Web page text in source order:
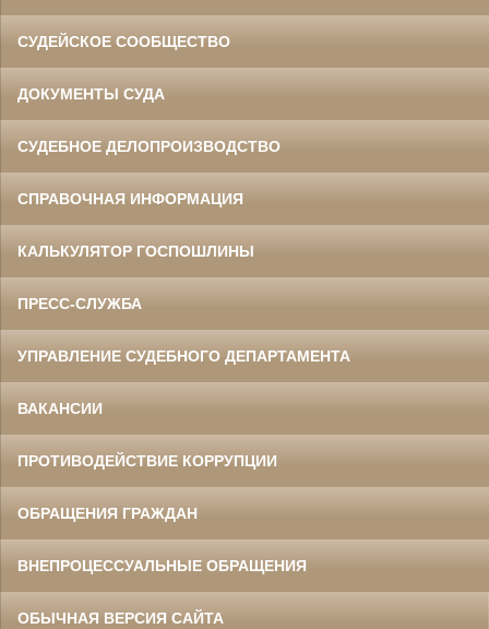
СУДЕЙСКОЕ СООБЩЕСТВО
ДОКУМЕНТЫ СУДА
СУДЕБНОЕ ДЕЛОПРОИЗВОДСТВО
СПРАВОЧНАЯ ИНФОРМАЦИЯ
КАЛЬКУЛЯТОР ГОСПОШЛИНЫ
ПРЕСС-СЛУЖБА
УПРАВЛЕНИЕ СУДЕБНОГО ДЕПАРТАМЕНТА
ВАКАНСИИ
ПРОТИВОДЕЙСТВИЕ КОРРУПЦИИ
ОБРАЩЕНИЯ ГРАЖДАН
ВНЕПРОЦЕССУАЛЬНЫЕ ОБРАЩЕНИЯ
ОБЫЧНАЯ ВЕРСИЯ САЙТА